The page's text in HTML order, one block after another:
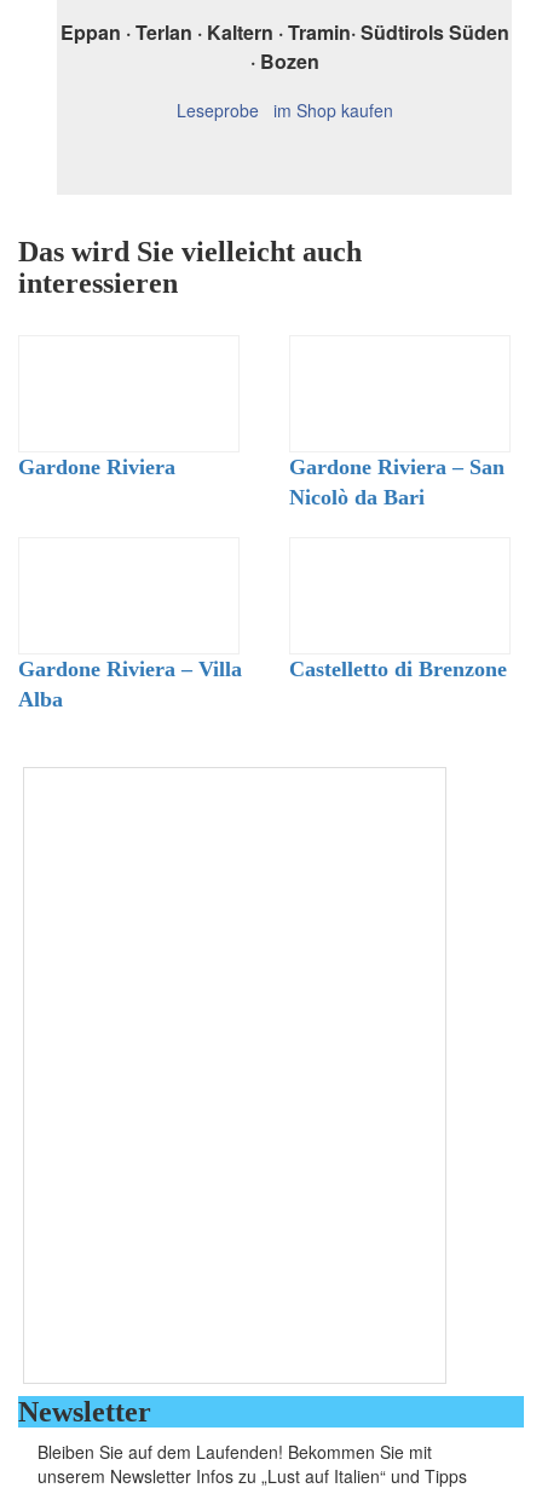
Eppan · Terlan · Kaltern · Tramin· Südtirols Süden
· Bozen
Leseprobe im Shop kaufen
Das wird Sie vielleicht auch
interessieren
Gardone Riviera
Gardone Riviera – San
Nicolò da Bari
Gardone Riviera – Villa
Alba
Castelletto di Brenzone
Newsletter
Bleiben Sie auf dem Laufenden! Bekommen Sie mit
unserem Newsletter Infos zu „Lust auf Italien“ und Tipps